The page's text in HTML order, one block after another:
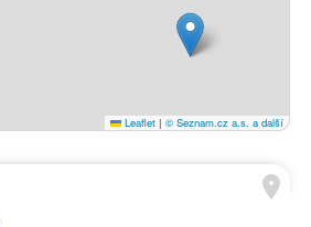
Leaflet | © Seznam.cz a.s. a další